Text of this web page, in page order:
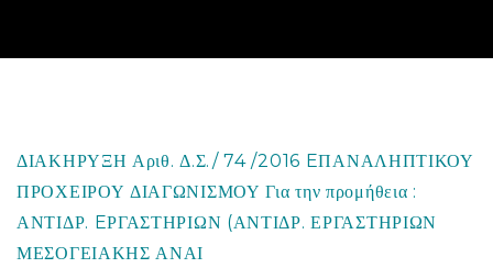
ΔΙΑΚΗΡΥΞΗ Αριθ. Δ.Σ./ 74 /2016 EΠΑΝΑΛΗΠΤΙΚΟΥ
ΠΡΟΧΕΙΡΟΥ ΔΙΑΓΩΝΙΣΜΟΥ Για την προμήθεια :
ΑΝΤΙΔΡ. EΡΓΑΣΤΗΡΙΩΝ (ΑΝΤΙΔΡ. ΕΡΓΑΣΤΗΡΙΩΝ
ΜΕΣΟΓΕΙΑΚΗΣ ΑΝΑΙ